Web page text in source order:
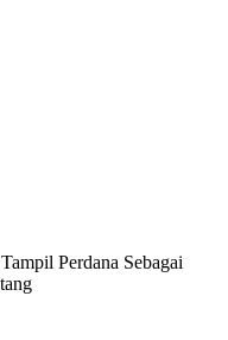
Perdana Sebagai